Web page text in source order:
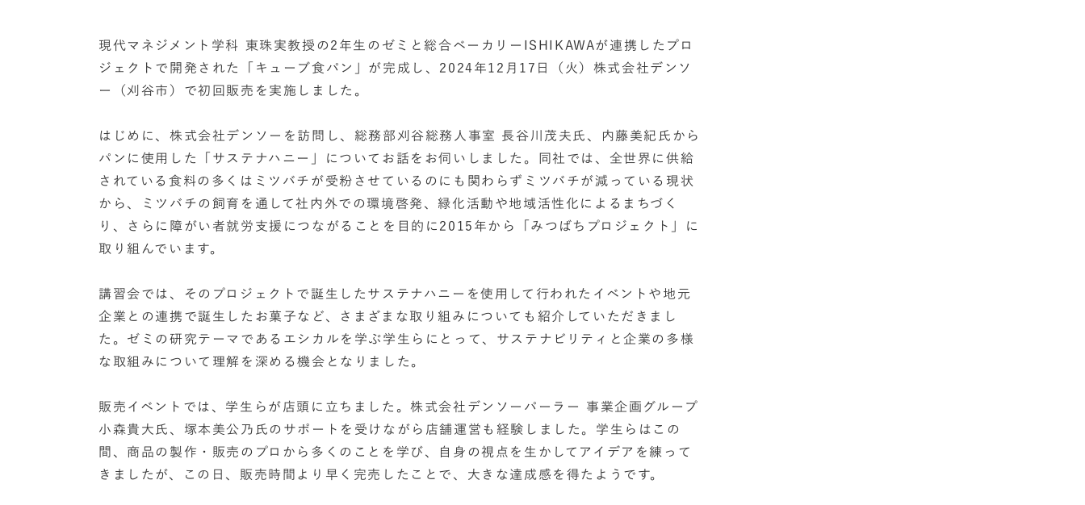
現代マネジメント学科 東珠実教授の2年生のゼミと総合ベーカリーISHIKAWAが連携したプロ
ジェクトで開発された「キューブ食パン」が完成し、2024年12月17日（火）株式会社デンソ
ー（刈谷市）で初回販売を実施しました。
はじめに、株式会社デンソーを訪問し、総務部刈谷総務人事室 長谷川茂夫氏、内藤美紀氏から
パンに使用した「サステナハニー」についてお話をお伺いしました。同社では、全世界に供給
されている食料の多くはミツバチが受粉させているのにも関わらずミツバチが減っている現状
から、ミツバチの飼育を通して社内外での環境啓発、緑化活動や地域活性化によるまちづく
り、さらに障がい者就労支援につながることを目的に2015年から「みつばちプロジェクト」に
取り組んでいます。
講習会では、そのプロジェクトで誕生したサステナハニーを使用して行われたイベントや地元
企業との連携で誕生したお菓子など、さまざまな取り組みについても紹介していただきまし
た。ゼミの研究テーマであるエシカルを学ぶ学生らにとって、サステナビリティと企業の多様
な取組みについて理解を深める機会となりました。
販売イベントでは、学生らが店頭に立ちました。株式会社デンソーパーラー 事業企画グループ
小森貴大氏、塚本美公乃氏のサポートを受けながら店舗運営も経験しました。学生らはこの
間、商品の製作・販売のプロから多くのことを学び、自身の視点を生かしてアイデアを練って
きましたが、この日、販売時間より早く完売したことで、大きな達成感を得たようです。